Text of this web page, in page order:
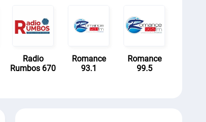
Radio
Rumbos 670
Romance
93.1
Romance
99.5